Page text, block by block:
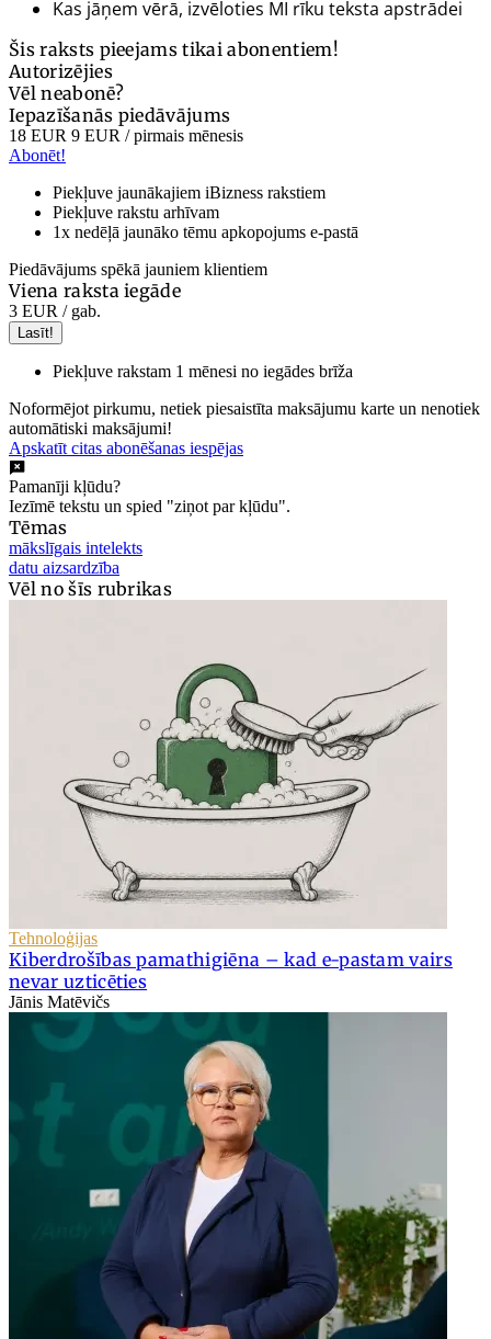
Kas jāņem vērā, izvēloties MI rīku teksta apstrādei
Šis raksts pieejams tikai abonentiem!
Autorizējies
Vēl neabonē?
Iepazīšanās piedāvājums
18 EUR 9 EUR / pirmais mēnesis
Abonēt!
Piekļuve jaunākajiem iBizness rakstiem
Piekļuve rakstu arhīvam
1x nedēļā jaunāko tēmu apkopojums e-pastā
Piedāvājums spēkā jauniem klientiem
Viena raksta iegāde
3 EUR / gab.
Lasīt!
Piekļuve rakstam 1 mēnesi no iegādes brīža
Noformējot pirkumu, netiek piesaistīta maksājumu karte un nenotiek
automātiski maksājumi!
Apskatīt citas abonēšanas iespējas
Pamanīji kļūdu?
Iezīmē tekstu un spied "ziņot par kļūdu".
Tēmas
mākslīgais intelekts
datu aizsardzība
Vēl no šīs rubrikas
Tehnoloģijas
Kiberdrošības pamathigiēna – kad e-pastam vairs
nevar uzticēties
Jānis Matēvičs